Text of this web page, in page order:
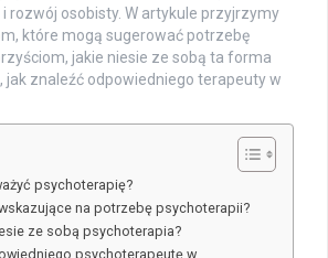
rozwój osobisty. W artykule przyjrzymy
które mogą sugerować potrzebę
jakie niesie ze sobą ta forma
jak znaleźć odpowiedniego terapeuty w
psychoterapię?
na potrzebę psychoterapii?
ze sobą psychoterapia?
psychoterapeutę w